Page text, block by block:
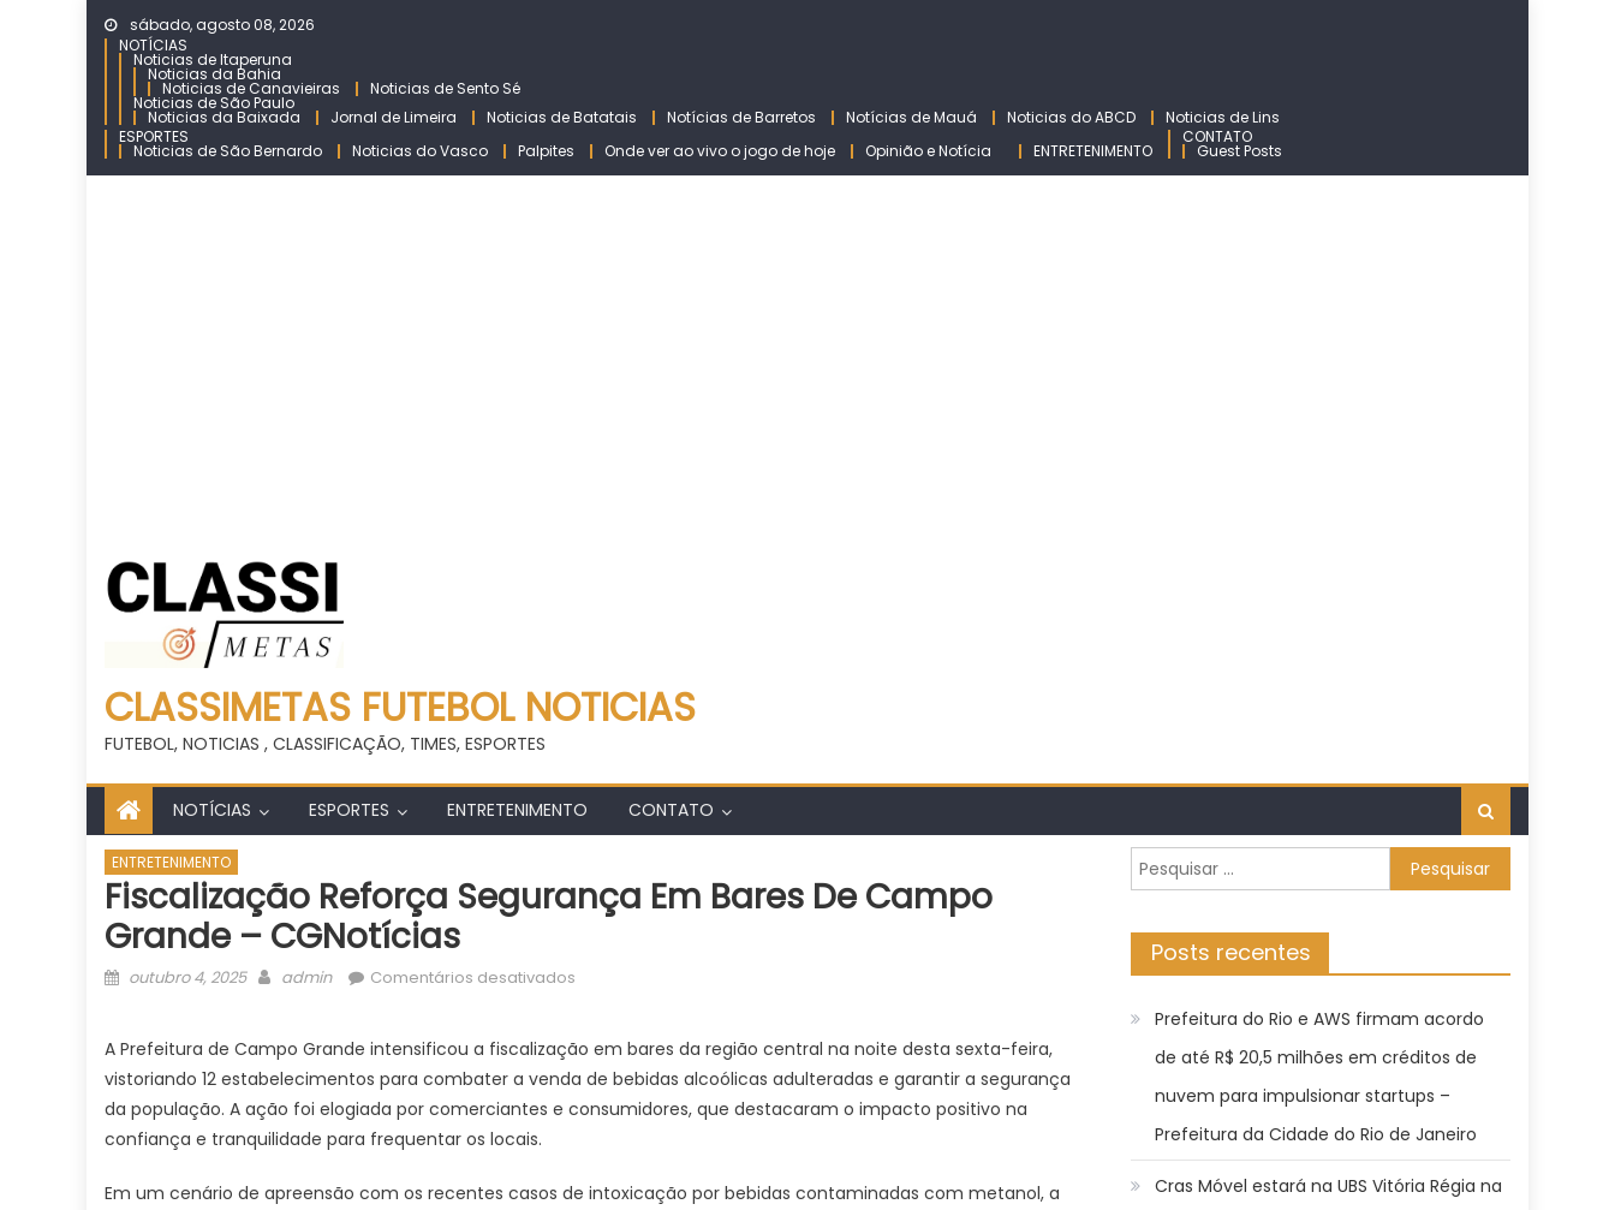
Skip
content
sábado, agosto 08, 2026
NOTÍCIAS
Noticias de Itaperuna
Noticias da Bahia
Noticias de Canavieiras Noticias de Sento Sé
Noticias de São Paulo
Noticias da Baixada Jornal de Limeira Noticias de Batatais Notícias de Barretos Notícias de Mauá Noticias do ABCD
Noticias de Lins
ESPORTES
Noticias de São Bernardo Noticias do Vasco Palpites Onde ver ao vivo o jogo de hoje Opinião e Notícia ENTRETENIMENTO
CONTATO
Guest Posts
CLASSIMETAS FUTEBOL NOTICIAS
FUTEBOL, NOTICIAS , CLASSIFICAÇÃO, TIMES, ESPORTES
NOTÍCIAS ESPORTES ENTRETENIMENTO CONTATO
ENTRETENIMENTO
Fiscalização Reforça Segurança Em Bares De Campo
Grande – CGNotícias
Posted
outubro 4, 2025 Author
admin Comentários desativados
segurança
em
bares
Grande
A Prefeitura de Campo Grande intensificou a fiscalização em bares da região central na noite desta sexta-feira,
vistoriando 12 estabelecimentos para combater a venda de bebidas alcoólicas adulteradas e garantir a segurança
da população. A ação foi elogiada por comerciantes e consumidores, que destacaram o impacto positivo na
confiança e tranquilidade para frequentar os locais.
Em um cenário de apreensão com os recentes casos de intoxicação por bebidas contaminadas com metanol, a
Pesquisar
por:
Posts recentes
Prefeitura do Rio e AWS firmam acordo
de até R$ 20,5 milhões em créditos de
nuvem para impulsionar startups –
Prefeitura da Cidade do Rio de Janeiro
Cras Móvel estará na UBS Vitória Régia na